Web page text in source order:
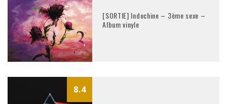
[SORTIE] Indochine – 3ème sexe –
Album vinyle
8.4